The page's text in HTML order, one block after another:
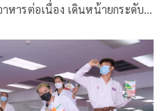
หารต่อเนื่อง เดินหน้ายกระดับ
ยืนต่อสังคมและสิ่งแวดล้อม